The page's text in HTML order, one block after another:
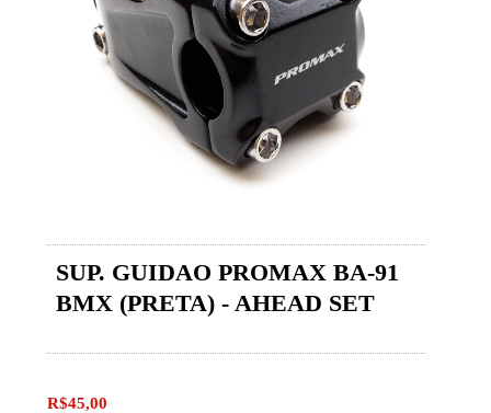
SUP. GUIDAO PROMAX BA-91
BMX (PRETA) - AHEAD SET
R$45,00